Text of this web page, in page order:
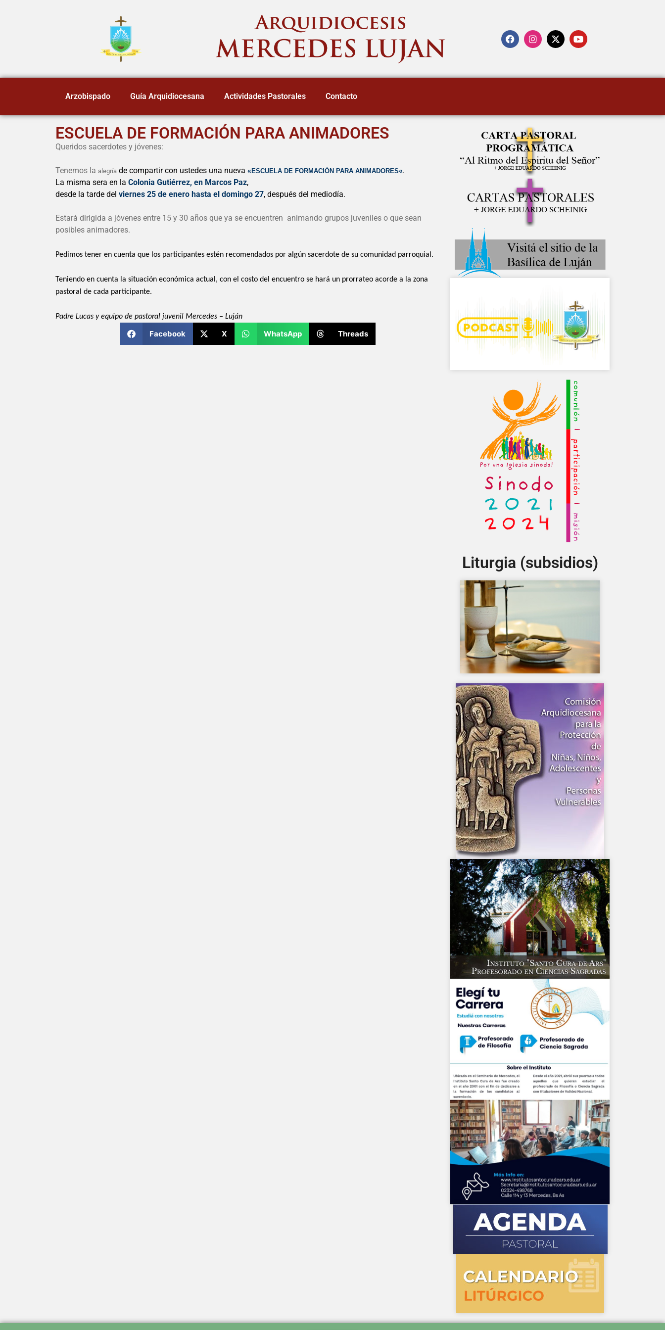
Arzobispado Guía Arquidiocesana Actividades Pastorales Contacto
ESCUELA DE FORMACIÓN PARA ANIMADORES
Queridos sacerdotes y jóvenes:
Tenemos la alegría de compartir con ustedes una nueva « ESCUELA DE FORMACIÓN PARA ANIMADORES«.
La misma sera en la Colonia Gutiérrez, en Marcos Paz,
desde la tarde del viernes 25 de enero hasta el domingo 27, después del mediodía.
Estará dirigida a jóvenes entre 15 y 30 años que ya se encuentren animando grupos juveniles o que sean
posibles animadores.
Pedimos tener en cuenta que los participantes estén recomendados por algún sacerdote de su comunidad parroquial.
Teniendo en cuenta la situación económica actual, con el costo del encuentro se hará un prorrateo acorde a la zona
pastoral de cada participante.
Padre Lucas y equipo de pastoral juvenil Mercedes – Luján
Facebook X WhatsApp Threads
Liturgia (subsidios)